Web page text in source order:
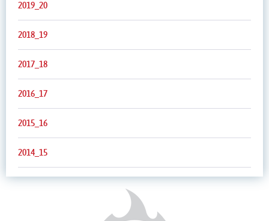
2019_20
2018_19
2017_18
2016_17
2015_16
2014_15